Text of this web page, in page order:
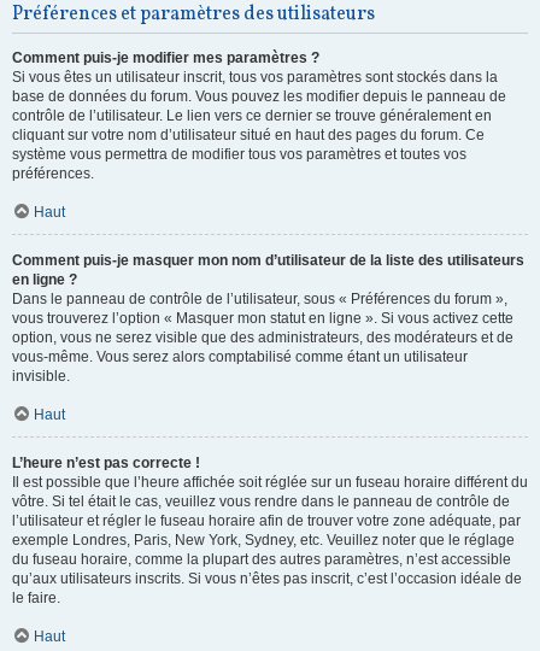
Préférences et paramètres des utilisateurs
Comment puis-je modifier mes paramètres ?
Si vous êtes un utilisateur inscrit, tous vos paramètres sont stockés dans la
base de données du forum. Vous pouvez les modifier depuis le panneau de
contrôle de l’utilisateur. Le lien vers ce dernier se trouve généralement en
cliquant sur votre nom d’utilisateur situé en haut des pages du forum. Ce
système vous permettra de modifier tous vos paramètres et toutes vos
préférences.
Haut
Comment puis-je masquer mon nom d’utilisateur de la liste des utilisateurs
en ligne ?
Dans le panneau de contrôle de l’utilisateur, sous « Préférences du forum »,
vous trouverez l’option « Masquer mon statut en ligne ». Si vous activez cette
option, vous ne serez visible que des administrateurs, des modérateurs et de
vous-même. Vous serez alors comptabilisé comme étant un utilisateur
invisible.
Haut
L’heure n’est pas correcte !
Il est possible que l’heure affichée soit réglée sur un fuseau horaire différent du
vôtre. Si tel était le cas, veuillez vous rendre dans le panneau de contrôle de
l’utilisateur et régler le fuseau horaire afin de trouver votre zone adéquate, par
exemple Londres, Paris, New York, Sydney, etc. Veuillez noter que le réglage
du fuseau horaire, comme la plupart des autres paramètres, n’est accessible
qu’aux utilisateurs inscrits. Si vous n’êtes pas inscrit, c’est l’occasion idéale de
le faire.
Haut